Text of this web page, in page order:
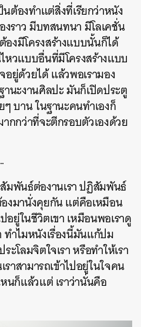
นต้องทำแต่สิ่งที่เรียกว่าหนัง
ราว มีบทสนทนา มีโลเคชั่น
งมีโครงสร้างแบบนั้นก็ได้
หวแบบอื่นที่มีโครงสร้างแบบ
ยู่ด้วยได้ แล้วพอเรามอง
นะงานศิลปะ มันก็เปิดประตู
บาน ในฐานะคนทำเองก็
กกว่าที่จะตีกรอบตัวเองด้วย
มพันธ์ต่องานเรา ปฏิสัมพันธ์
งมานั่งคุยกัน แต่คือเหมือน
อยู่ในชีวิตเขา เหมือนพอเราดู
ำไมหนังเรื่องนี้มันแก้ปม
โลมจิตใจเรา หรือทำให้เรา
ราสามารถเข้าไปอยู่ในใจคน
นก็แล้วแต่ เราว่านั่นคือ